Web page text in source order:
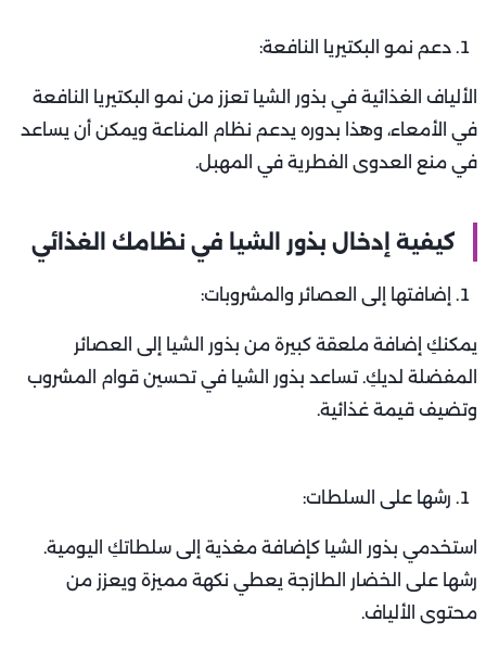
دعم نمو البكتيريا النافعة:
الألياف الغذائية في بذور الشيا تعزز من نمو البكتيريا النافعة
في الأمعاء، وهذا بدوره يدعم نظام المناعة ويمكن أن يساعد
في منع العدوى الفطرية في المهبل.
كيفية إدخال بذور الشيا في نظامك الغذائي
إضافتها إلى العصائر والمشروبات:
يمكنكِ إضافة ملعقة كبيرة من بذور الشيا إلى العصائر
المفضلة لديكِ. تساعد بذور الشيا في تحسين قوام المشروب
وتضيف قيمة غذائية.
رشها على السلطات:
استخدمي بذور الشيا كإضافة مغذية إلى سلطاتكِ اليومية.
رشها على الخضار الطازجة يعطي نكهة مميزة ويعزز من
محتوى الألياف.